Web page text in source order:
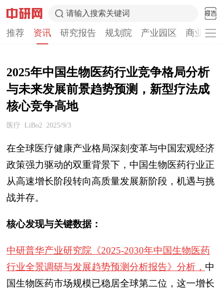
请输入搜索关键词
推荐 资讯 研究报告 规划院 产业园区 商业计
2025年中国生物医药行业竞争格局分析
与未来发展前景趋势预测，新型疗法成
核心竞争高地
医疗 LiBo2 2025/9/3
在全球医疗健康产业格局深刻变革与中国宏观经济
政策强力驱动的双重背景下，中国生物医药行业正
从高速增长阶段转向高质量发展新阶段，机遇与挑
战并存。
核心发现与关键数据：
中研普华产业研究院《2025-2030年中国生物医药
行业全景调研与发展趋势预测分析报告》分析， 中
国生物医药市场规模已稳居全球第二位，这一增长